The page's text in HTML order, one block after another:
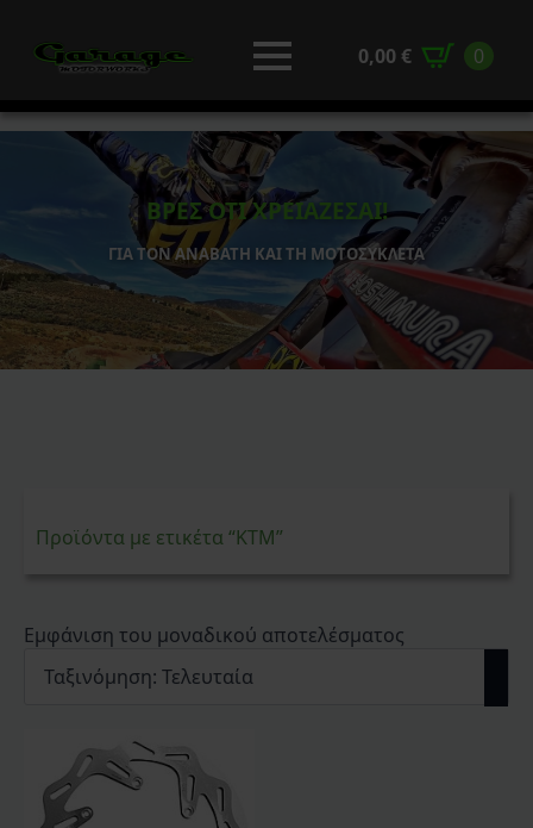
0,00 € 0
ΒΡΕΣ ΟΤΙ ΧΡΕΙΑΖΕΣΑΙ!
ΓΙΑ ΤΟΝ ΑΝΑΒΑΤΗ ΚΑΙ ΤΗ ΜΟΤΟΣΥΚΛΕΤΑ
Προϊόντα με ετικέτα “ΚΤΜ”
Εμφάνιση του μοναδικού αποτελέσματος